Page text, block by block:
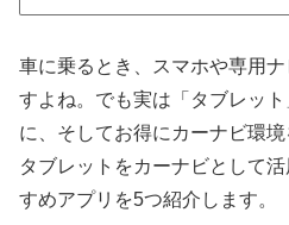
車に乗るとき、スマホや専用
すよね。でも実は「タブレッ
に、そしてお得にカーナビ環境
タブレットをカーナビとして
すめアプリを5つ紹介します。